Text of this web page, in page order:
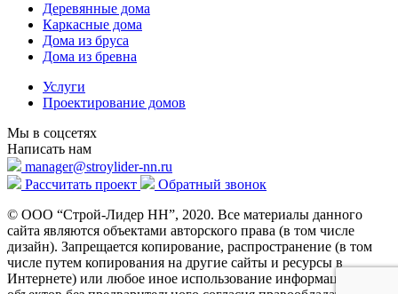
Деревянные дома
Каркасные дома
Дома из бруса
Дома из бревна
Услуги
Проектирование домов
Мы в соцсетях
Написать нам
manager@stroylider-nn.ru
Рассчитать проект
Обратный звонок
© ООО “Строй-Лидер НН”, 2020. Все материалы данного
сайта являются объектами авторского права (в том числе
дизайн). Запрещается копирование, распространение (в том
числе путем копирования на другие сайты и ресурсы в
Интернете) или любое иное использование информации и